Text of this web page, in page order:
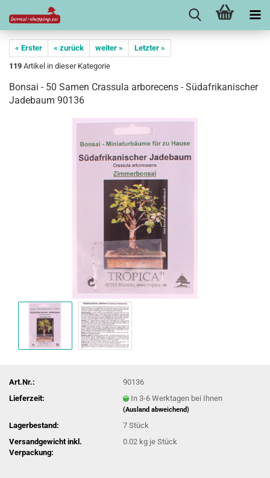
« Erster « zurück weiter »
Letzter »
119 Artikel in dieser Kategorie
Bonsai - 50 Samen Crassula arborecens - Südafrikanischer
Jadebaum 90136
Art.Nr.:
90136
Lieferzeit:
In 3-6 Werktagen bei Ihnen
(Ausland abweichend)
Lagerbestand: 7Stück
Versandgewicht inkl.
Verpackung:
0.02 kg je Stück